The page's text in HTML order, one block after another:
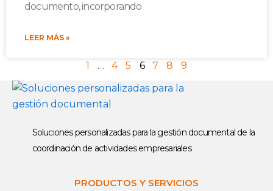
documento, incorporando
LEER MÁS »
1 … 4 5 6 7 8 9
Soluciones personalizadas para la gestión documental de la
coordinación de actividades empresariales
PRODUCTOS Y SERVICIOS